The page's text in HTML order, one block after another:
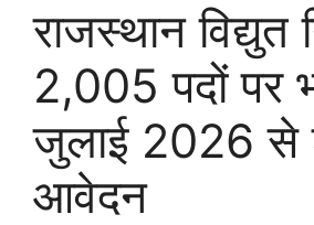
राजस्थान विद्युत
2,005 पदों पर
जुलाई 2026 से
आवेदन